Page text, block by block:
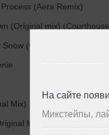
На сайте
Микстейпы,
(Aera Remix)
(Original mix)
(Original Mix)
Mix)
Mix) [Keep Thinking]